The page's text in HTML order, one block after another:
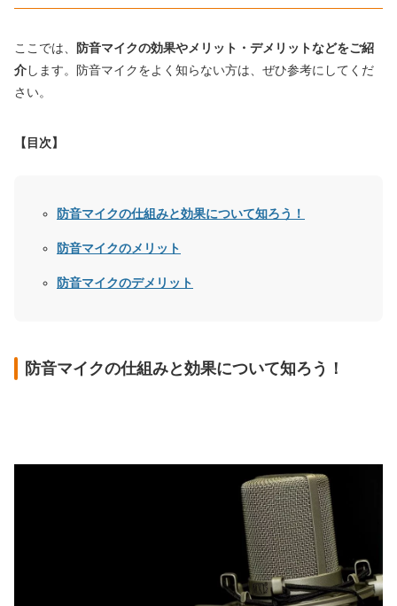
ここでは、
防音マイクの効果やメリット・デメリットなどをご紹
介 します。防音マイクをよく知らない方は、ぜひ参考にしてくだ
さい。
【目次】
防音マイクの仕組みと効果について知ろう！
防音マイクのメリット
防音マイクのデメリット
防音マイクの仕組みと効果について知ろう！